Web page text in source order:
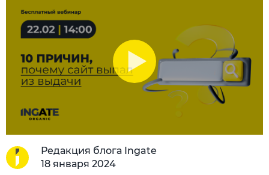
Редакция блога Ingate
18 января 2024